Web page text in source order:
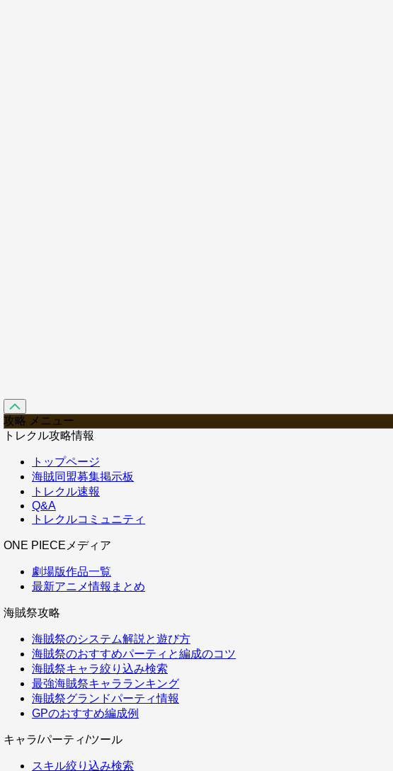
攻略 メニュー
トレクル攻略情報
トップページ
海賊同盟募集掲示板
トレクル速報
Q&A
トレクルコミュニティ
ONE PIECEメディア
劇場版作品一覧
最新アニメ情報まとめ
海賊祭攻略
海賊祭のシステム解説と遊び方
海賊祭のおすすめパーティと編成のコツ
海賊祭キャラ絞り込み検索
最強海賊祭キャラランキング
海賊祭グランドパーティ情報
GPのおすすめ編成例
キャラ/パーティ/ツール
スキル絞り込み検索